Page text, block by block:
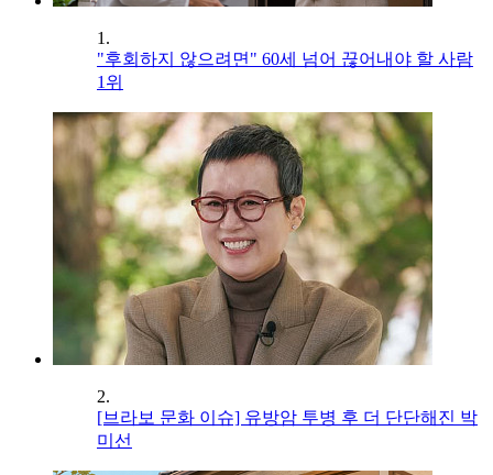
1.
"후회하지 않으려면" 60세 넘어 끊어내야 할 사람
1위
2.
[브라보 문화 이슈] 유방암 투병 후 더 단단해진 박
미선